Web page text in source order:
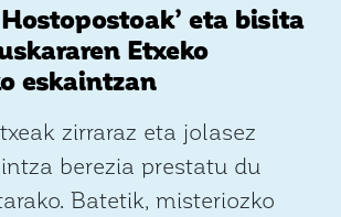
eta bisita
Etxeko
eskaintzan
zirraraz eta jolasez
berezia prestatu du
Batetik, misteriozko